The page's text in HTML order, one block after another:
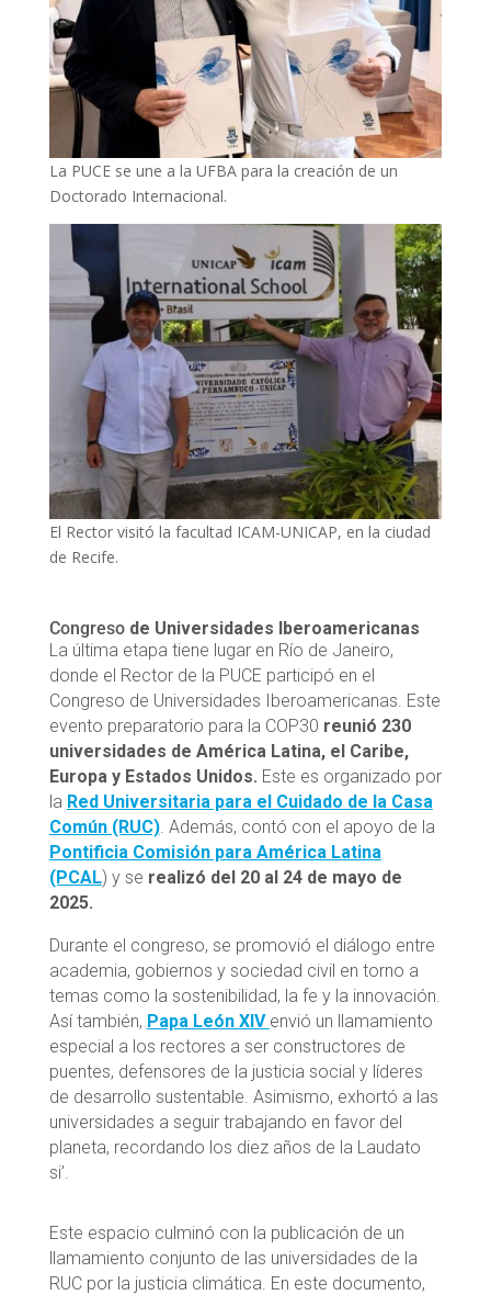
La PUCE se une a la UFBA para la creación de un
Doctorado Internacional.
El Rector visitó la facultad ICAM-UNICAP, en la ciudad
de Recife.
Congresode Universidades Iberoamericanas
La última etapa tiene lugar en Río de Janeiro,
donde el Rector de la PUCE participó en el
Congreso de Universidades Iberoamericanas. Este
evento preparatorio para la COP30 reunió 230
universidades de América Latina, el Caribe,
Europa y Estados Unidos. Este es organizado por
la Red Universitaria para el Cuidado de la Casa
Común (RUC). Además, contó con el apoyo de la
Pontificia Comisión para América Latina
(PCAL) y se realizó del 20 al 24 de mayo de
2025.
Durante el congreso, se promovió el diálogo entre
academia, gobiernos y sociedad civil en torno a
temas como la sostenibilidad, la fe y la innovación.
Así también, Papa León XIV envió un llamamiento
especial a los rectores a ser constructores de
puentes, defensores de la justicia social y líderes
de desarrollo sustentable. Asimismo, exhortó a las
universidades a seguir trabajando en favor del
planeta, recordando los diez años de la Laudato
si’.
Este espacio culminó con la publicación de un
llamamiento conjunto de las universidades de la
RUC por la justicia climática. En este documento,